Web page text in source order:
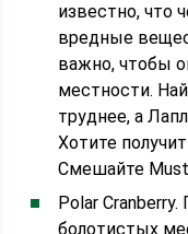
известно, что
вредные
важно, чтобы
местности.
труднее, а
Хотите
Смешайте
Polar
болотистых